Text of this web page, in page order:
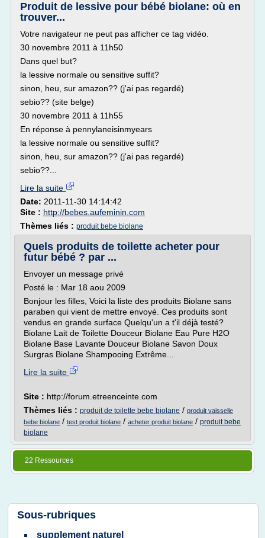
Produit de lessive pour bébé biolane: où en
trouver...
Votre navigateur ne peut pas afficher ce tag vidéo.
30 novembre 2011 à 11h50
Dans quel but?
la lessive normale ou sensitive suffit?
sinon, heu, sur amazon?? (j'ai pas regardé)
sebio?? (site belge)
30 novembre 2011 à 11h55
En réponse à pennylaneisinmyears
la lessive normale ou sensitive suffit?
sinon, heu, sur amazon?? (j'ai pas regardé)
sebio??...
Lire la suite
Date: 2011-11-30 14:14:42
Site : http://bebes.aufeminin.com
Thèmes liés : produit bebe biolane
Quels produits de toilette acheter pour
futur bébé ? par ...
Envoyer un message privé
Posté le : Mar 18 aou 2009
Bonjour les filles, Voici la liste des produits Biolane sans
paraben qui vient de mettre envoyé. Ces produits sont
vendus en grande surface Quelqu'un a t'il déjà testé?
Biolane Lait de Toilette Douceur Biolane Eau Pure H2O
Biolane Base Lavante Douceur Biolane Savon Doux
Surgras Biolane Shampooing Extrême...
Lire la suite
Site : http://forum.etreenceinte.com
Thèmes liés : produit de toilette bebe biolane / produit vaisselle
bebe biolane / test produit biolane / acheter produit biolane / produit bebe
biolane
22 Ressources
Sous-rubriques
supplement naturel